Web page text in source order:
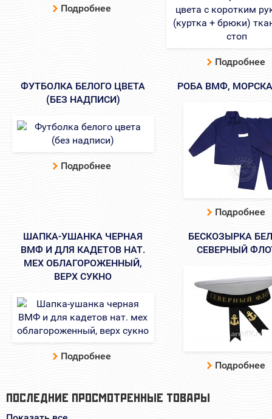
Подробнее
Подробнее
ФУТБОЛКА БЕЛОГО ЦВЕТА
(БЕЗ НАДПИСИ)
Подробнее
РОБА ВМФ,
Подробнее
ШАПКА-УШАНКА ЧЕРНАЯ
ВМФ И ДЛЯ КАДЕТОВ НАТ.
МЕХ ОБЛАГОРОЖЕННЫЙ,
ВЕРХ СУКНО
Подробнее
БЕСКОЗЫРКА
СЕВЕРНЫЙ
Подробнее
ПОСЛЕДНИЕ ПРОСМОТРЕННЫЕ ТОВАРЫ